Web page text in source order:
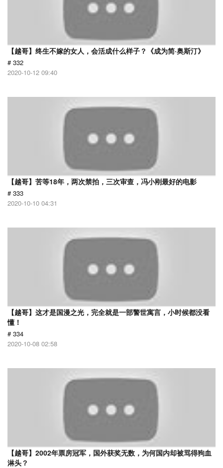
【越哥】终生不嫁的女人，会活成什么样子？《成为简·奥斯汀》
# 332
2020-10-12 09:40
【越哥】苦等18年，两次禁拍，三次审查，冯小刚最好的电影
# 333
2020-10-10 04:31
【越哥】这才是国漫之光，完全就是一部警世寓言，小时候都没看
懂！
# 334
2020-10-08 02:58
【越哥】2002年票房冠军，国外获奖无数，为何国内却被骂得狗血
淋头？